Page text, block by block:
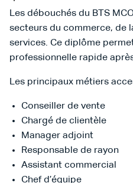
Les débouchés du BTS
secteurs du commerce, de
services. Ce diplôme
professionnelle rapide
Les principaux métiers
Conseiller de vente
Chargé de clientèle
Manager adjoint
Responsable de rayon
Assistant commercial
Chef d’équipe